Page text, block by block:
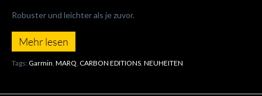
Robuster und leichter als je zuvor.
Mehr lesen
Tags: Garmin MARQ CARBON EDITIONS NEUHEITEN